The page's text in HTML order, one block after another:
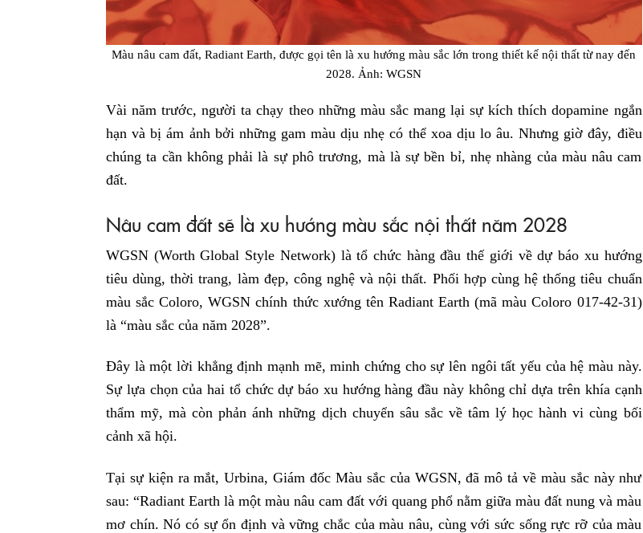
Màu nâu cam đất, Radiant Earth, được gọi tên là xu hướng màu sắc lớn trong thiết kế nội thất từ nay đến
2028. Ảnh: WGSN
Vài năm trước, người ta chạy theo những màu sắc mang lại sự kích thích dopamine ngắn
hạn và bị ám ảnh bởi những gam màu dịu nhẹ có thể xoa dịu lo âu. Nhưng giờ đây, điều
chúng ta cần không phải là sự phô trương, mà là sự bền bỉ, nhẹ nhàng của màu nâu cam
đất.
Nâu cam đất sẽ là xu hướng màu sắc nội thất năm 2028
WGSN (Worth Global Style Network) là tổ chức hàng đầu thế giới về dự báo xu hướng
tiêu dùng, thời trang, làm đẹp, công nghệ và nội thất. Phối hợp cùng hệ thống tiêu chuẩn
màu sắc Coloro, WGSN chính thức xướng tên Radiant Earth (mã màu Coloro 017-42-31)
là “màu sắc của năm 2028”.
Đây là một lời khẳng định mạnh mẽ, minh chứng cho sự lên ngôi tất yếu của hệ màu này.
Sự lựa chọn của hai tổ chức dự báo xu hướng hàng đầu này không chỉ dựa trên khía cạnh
thẩm mỹ, mà còn phản ánh những dịch chuyển sâu sắc về tâm lý học hành vi cùng bối
cảnh xã hội.
Tại sự kiện ra mắt, Urbina, Giám đốc Màu sắc của WGSN, đã mô tả về màu sắc này như
sau: “Radiant Earth là một màu nâu cam đất với quang phổ nằm giữa màu đất nung và màu
mơ chín. Nó có sự ổn định và vững chắc của màu nâu, cùng với sức sống rực rỡ của màu